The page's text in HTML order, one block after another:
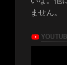
ません。